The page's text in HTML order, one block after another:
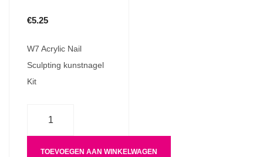
€5.25
W7 Acrylic Nail
Sculpting kunstnagel
Kit
TOEVOEGEN AAN WINKELWAGEN